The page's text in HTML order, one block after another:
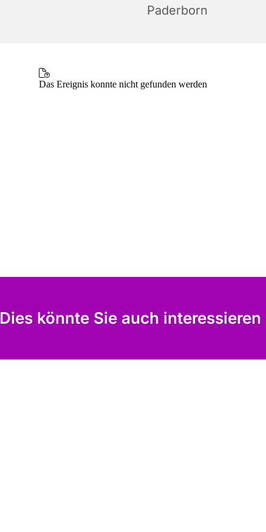
Paderborn
Dies könnte Sie auch interessieren